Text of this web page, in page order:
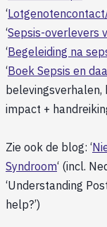
‘
‘Sepsis-overlevers
‘Begeleiding na
‘Boek Sepsis en
impact +
Zie ook de blog: ‘
Syndroom‘ (incl.
‘Understanding
help?’)